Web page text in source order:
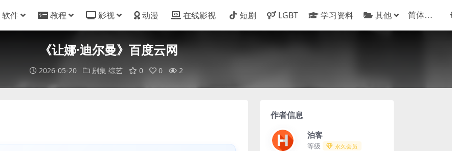
软件 教程 影视 动漫 在线影视 短剧 LGBT 学习资料 其他
《让娜·迪尔曼》百度云网
2026-05-20 剧集 综艺 0 0 2
作者信息
泊客
等级 永久会员